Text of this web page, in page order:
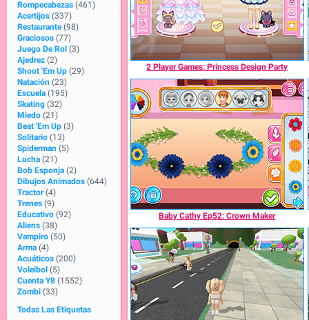
Rompecabezas (461)
Acertijos (337)
Restaurante (98)
Graciosos (77)
Juego De Rol (3)
Ajedrez (2)
Shoot 'Em Up (29)
Natación (23)
Escuela (195)
Skating (32)
Miedo (21)
Beat 'Em Up (3)
Solitario (13)
Spiderman (5)
Lucha (21)
Bob Esponja (2)
Dibujos Animados (644)
Tractor (4)
Trenes (9)
Educativo (92)
Aliens (38)
Vampiro (50)
Arma (4)
Acuáticos (200)
Voleibol (5)
Cuenta Y8 (1552)
Zombi (33)
Todas Las Etiquetas
2 Player Games: Princess Design Party
Baby Cathy Ep52: Crown Maker